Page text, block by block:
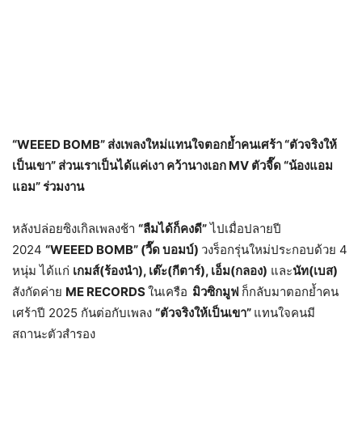
“WEEED BOMB” ส่งเพลงใหม่แทนใจตอกย้ำคนเศร้า “ตัวจริงให้
เป็นเขา” ส่วนเราเป็นได้แค่เงา คว้านางเอก MV ตัวจี๊ด “น้องแอม
แอม” ร่วมงาน
หลังปล่อยซิงเกิลเพลงช้า “ลืมได้ก็คงดี”ไปเมื่อปลายปี
2024 “WEEED BOMB” (วี๊ด บอมบ์) วงร็อกรุ่นใหม่ประกอบด้วย 4
หนุ่ม ได้แก่ เกมส์(ร้องนำ), เต๊ะ(กีตาร์), เอ็ม(กลอง) และนัท(เบส)
สังกัดค่าย ME RECORDSในเครือ มิวซิกมูฟ ก็กลับมาตอกย้ำคน
เศร้าปี 2025 กันต่อกับเพลง “ตัวจริงให้เป็นเขา” แทนใจคนมี
สถานะตัวสำรอง